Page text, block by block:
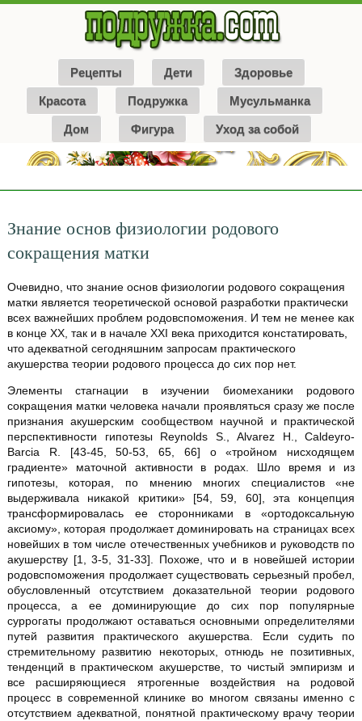
Рецепты Дети Здоровье
Красота Подружка Мусульманка
Дом Фигура Уход за собой
Знание основ физиологии родового
сокращения матки
Очевидно, что знание основ физиологии родового сокращения
матки является теоретической основой разработки практически
всех важнейших проблем родовспоможения. И тем не менее как
в конце XX, так и в начале XXI века приходится констатировать,
что адекватной сегодняшним запросам практического
акушерства теории родового процесса до сих пор нет.
Элементы стагнации в изучении биомеханики родового
сокращения матки человека начали проявляться сразу же после
признания акушерским сообществом научной и практической
перспективности гипотезы Reynolds S., Alvarez H., Caldeyro-
Barcia R. [43-45, 50-53, 65, 66] о «тройном нисходящем
градиенте» маточной активности в родах. Шло время и из
гипотезы, которая, по мнению многих специалистов «не
выдерживала никакой критики» [54, 59, 60], эта концепция
трансформировалась ее сторонниками в «ортодоксальную
аксиому», которая продолжает доминировать на страницах всех
новейших в том числе отечественных учебников и руководств по
акушерству [1, 3-5, 31-33]. Похоже, что и в новейшей истории
родовспоможения продолжает существовать серьезный пробел,
обусловленный отсутствием доказательной теории родового
процесса, а ее доминирующие до сих пор популярные
суррогаты продолжают оставаться основными определителями
путей развития практического акушерства. Если судить по
стремительному развитию некоторых, отнюдь не позитивных,
тенденций в практическом акушерстве, то чистый эмпиризм и
все расширяющиеся ятрогенные воздействия на родовой
процесс в современной клинике во многом связаны именно с
отсутствием адекватной, понятной практическому врачу теории